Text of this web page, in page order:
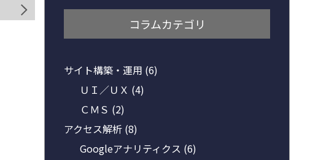
コラムカテゴリ
サイト構築・運用 (6)
ＵＩ／ＵＸ (4)
ＣＭＳ (2)
アクセス解析 (8)
Googleアナリティクス (6)